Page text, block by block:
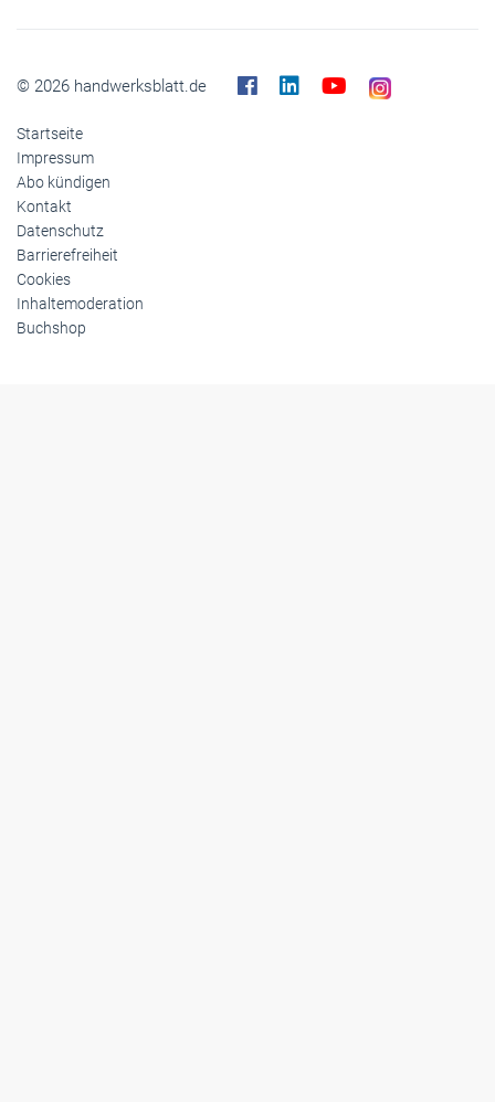
© 2026 handwerksblatt.de
Startseite
Impressum
Abo kündigen
Kontakt
Datenschutz
Barrierefreiheit
Cookies
Inhaltemoderation
Buchshop